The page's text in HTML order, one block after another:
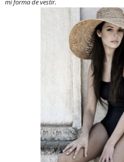
mi forma de vestir.